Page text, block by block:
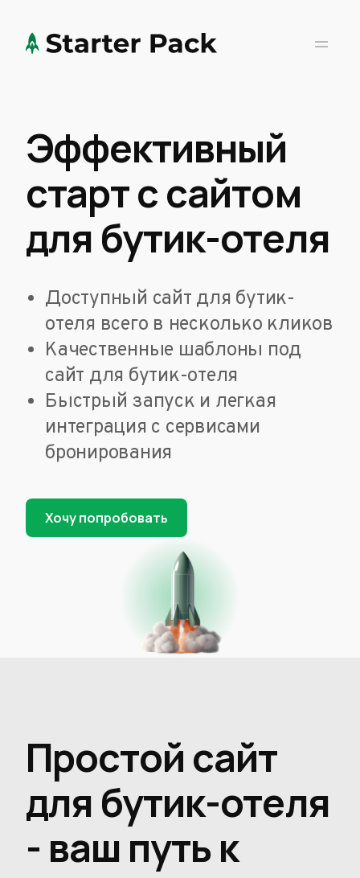
Эффективный
старт с сайтом
для бутик-отеля
Доступный сайт для бутик-
отеля всего в несколько кликов
Качественные шаблоны под
сайт для бутик-отеля
Быстрый запуск и легкая
интеграция с сервисами
бронирования
Хочу попробовать
Простой сайт
для бутик-отеля
- ваш путь к